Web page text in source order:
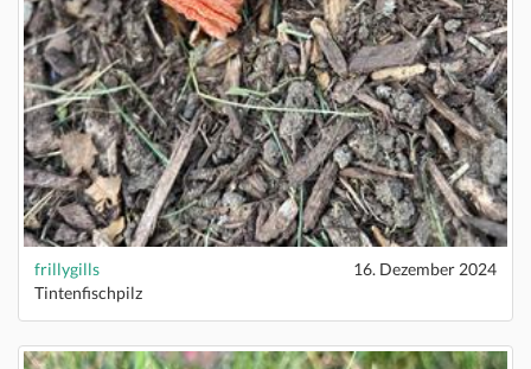
frillygills
16. Dezember 2024
Tintenfischpilz